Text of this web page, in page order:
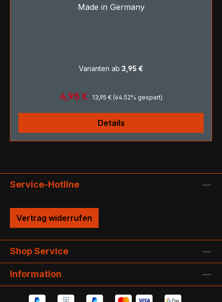
Made in Germany
Varianten ab 3,95 €
Verkaufspreis:
4,95 € Regulärer Preis:
13,95 € (64.52% gespart)
Details
Service-Hotline
Vertrag widerrufen
Shop Service
Information